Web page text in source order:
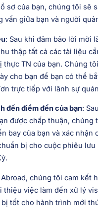
sơ của bạn, chúng tôi sẽ
vấn giữa bạn và người
: Sau khi đảm bảo lời mời
thập tất cả các tài liệu
thực TN của bạn. Chúng
cho bạn để bạn có thể
trực tiếp với lãnh sự
đến điểm đến của bạn:
được chấp thuận, chúng
bay của bạn và xác nhận
bị cho cuộc phiêu lưu
chúng tôi cam kết
thiệu việc làm đến xử lý
tốt cho hành trình mới